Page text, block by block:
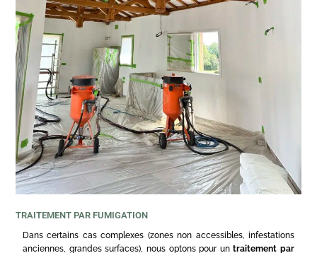
TRAITEMENT PAR FUMIGATION
Dans certains cas complexes (zones non accessibles, infestations
anciennes, grandes surfaces), nous optons pour untraitement par